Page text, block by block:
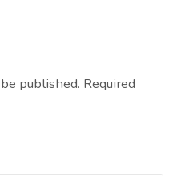
published. Required